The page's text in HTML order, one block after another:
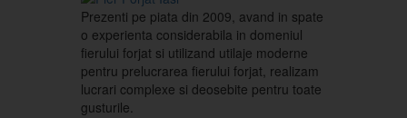
Prezenti pe piata din 2009, avand in spate
o experienta considerabila in domeniul
fierului forjat si utilizand utilaje moderne
pentru prelucrarea fierului forjat, realizam
lucrari complexe si deosebite pentru toate
gusturile.